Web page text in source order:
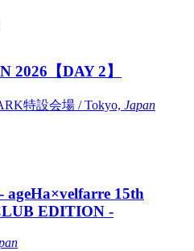
2026【DAY 2】
特設会場 / Tokyo, Japan
ageHa×velfarre 15th
EDITION -